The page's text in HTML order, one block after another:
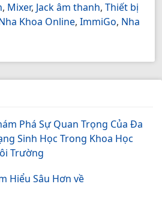
, Mixer, Jack âm thanh, Thiết bị
Khoa Online, ImmiGo, Nha
Phá Sự Quan Trọng Của Đa
Sinh Học Trong Khoa Học
Trường
Hiểu Sâu Hơn về